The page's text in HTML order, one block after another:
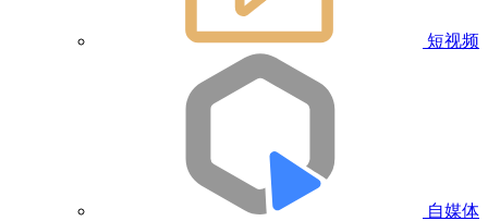
短视频
自媒体